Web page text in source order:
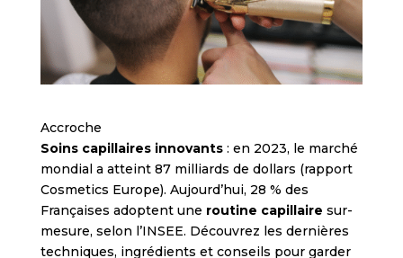
Accroche
Soins capillaires innovants: en 2023, le marché
mondial a atteint 87 milliards de dollars (rapport
Cosmetics Europe). Aujourd’hui, 28 % des
Françaises adoptent une routine capillaire sur-
mesure, selon l’INSEE. Découvrez les dernières
techniques, ingrédients et conseils pour garder